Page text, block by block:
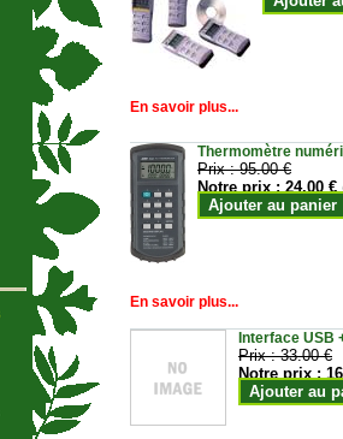
En savoir plus...
Thermomètre
Prix :95.00 €
Notre prix :24.00 €
Ajouter au panier
En savoir plus...
Interface USB
Prix :33.00 €
Notre prix :
Ajouter au